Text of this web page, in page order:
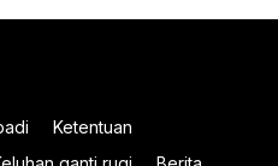
Ketentuan